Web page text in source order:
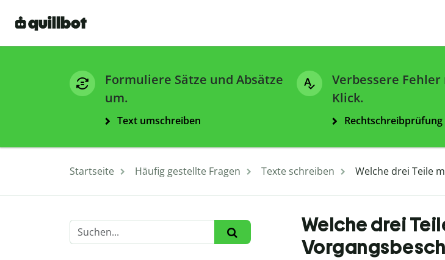
Formuliere Sätze und Absätze
um.
Text umschreiben
Verbessere
Klick.
Rechtschreibprüfung
Startseite Häufig gestellte Fragen Texte schreiben Welche drei Teile
Welche drei